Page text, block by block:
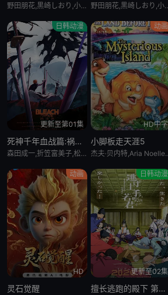
野田朋花,黒崎しおり,小山内怜央,安堂ななこ,楠木ともり,夏吉ゆうこ,鎌仓有那,岩桥由佳,茅野爱衣,钉宫理恵,山口祥行,関根明良,御园紬,冈本茉利,安藤紬,阿部碧音,及川隆之助,浅川暦,小田岛乃风,铃木絵理,杉浦しおり,漆山ゆうき,中岛卓也,角田雄二郎,野田航弥,中岛卓也,菊池康弘,角田雄二郎,村井美里,伊原正明 野田朋花,黒崎しおり,小山内怜央,安堂ななこ,楠木ともり,夏吉ゆうこ,鎌仓有那,岩桥由佳,茅野爱衣,钉宫理恵,山口
日韩动漫
更新至第01集
死神千年血战篇:祸进谭:动漫
森田成一,折笠富美子,松冈由贵,安元洋贵,杉山纪彰,高木涉,伊藤健太郎,三木真一郎,雪野五月,大塚明夫,桑岛法子,樫井笙人,小野坂昌也,置鲇龙太郎,杉田智和,朴璐美,立木文彦,石川英郎,速水奖,高木礼子,长嶝高士,石冢小夜里,稻田彻,诹访部顺一,清都亚里沙,丰口惠美,市来光弘,菅生隆之,梅原裕一郎,武内骏辅,小山刚志
动画
HD中字
小脚板走天涯5
杰夫·贝内特,Aria Noelle
动画
HD
灵石觉醒
日韩动漫
更新至02集
擅长逃跑的殿下 第二季